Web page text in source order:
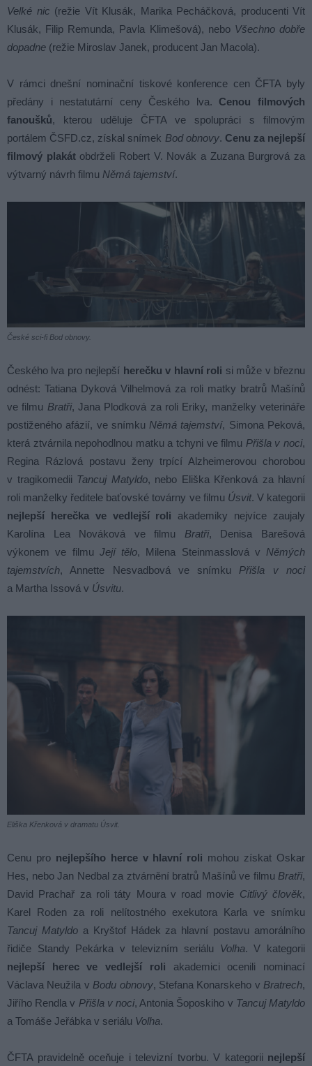
Velké nic (režie Vít Klusák, Marika Pecháčková, producenti Vít
Klusák, Filip Remunda, Pavla Klimešová), nebo Všechno dobře
dopadne (režie Miroslav Janek, producent Jan Macola).
V rámci dnešní nominační tiskové konference cen ČFTA byly
předány i nestatutární ceny Českého lva. Cenou filmových
fanoušků, kterou uděluje ČFTA ve spolupráci s filmovým
portálem ČSFD.cz, získal snímek Bod obnovy. Cenu za nejlepší
filmový plakátobdrželi Robert V. Novák a Zuzana Burgrová za
výtvarný návrh filmu Němá tajemství.
České sci-fi Bod obnovy.
Českého lva pro nejlepší herečku v hlavní roli si může v březnu
odnést: Tatiana Dyková Vilhelmová za roli matky bratrů Mašínů
ve filmu Bratři, Jana Plodková za roli Eriky, manželky veterináře
postiženého afázií, ve snímku Němá tajemství, Simona Peková,
která ztvárnila nepohodlnou matku a tchyni ve filmu Přišla v noci,
Regina Rázlová postavu ženy trpící Alzheimerovou chorobou
v tragikomedii Tancuj Matyldo, nebo Eliška Křenková za hlavní
roli manželky ředitele baťovské továrny ve filmu Úsvit. V kategorii
nejlepší herečka ve vedlejší roli akademiky nejvíce zaujaly
Karolína Lea Nováková ve filmu Bratři, Denisa Barešová
výkonem ve filmu Její tělo, Milena Steinmasslová v Němých
tajemstvích, Annette Nesvadbová ve snímku Přišla v noci
a Martha Issová v Úsvitu.
Eliška Křenková v dramatu Úsvit.
Cenu pro nejlepšího herce v hlavní roli mohou získat Oskar
Hes, nebo Jan Nedbal za ztvárnění bratrů Mašínů ve filmu Bratři,
David Prachař za roli táty Moura v road movie Citlivý člověk,
Karel Roden za roli nelítostného exekutora Karla ve snímku
Tancuj Matyldoa Kryštof Hádek za hlavní postavu amorálního
řidiče Standy Pekárka v televizním seriálu Volha. V kategorii
nejlepší
herec ve vedlejší roli akademici ocenili nominací
Václava Neužila vBodu obnovy, Stefana Konarskeho v Bratrech,
Jiřího Rendla v Přišla v noci, Antonia Šoposkiho v Tancuj Matyldo
a Tomáše Jeřábka v seriálu Volha.
ČFTA pravidelně oceňuje i televizní tvorbu. V kategorii nejlepší